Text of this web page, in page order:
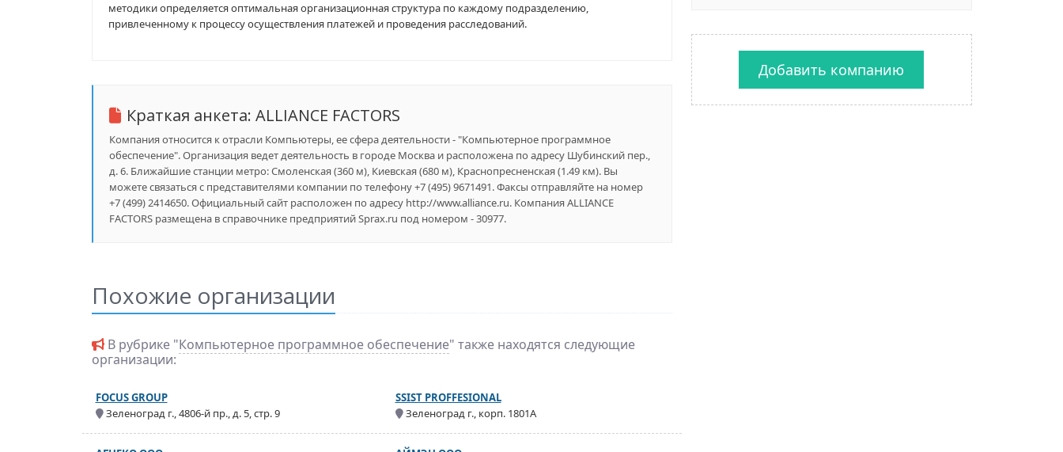
методики определяется оптимальная организационная структура по каждому подразделению,
привлеченному к процессу осуществления платежей и проведения расследований.
Краткая анкета: ALLIANCE FACTORS
Компания относится к отрасли Компьютеры, ее сфера деятельности - "Компьютерное программное
обеспечение". Организация ведет деятельность в городе Москва и расположена по адресу Шубинский пер.,
д. 6. Ближайшие станции метро: Смоленская (360 м), Киевская (680 м), Краснопресненская (1.49 км). Вы
можете связаться с представителями компании по телефону +7 (495) 9671491. Факсы отправляйте на номер
+7 (499) 2414650. Официальный сайт расположен по адресу http://www.alliance.ru. Компания ALLIANCE
FACTORS размещена в справочнике предприятий Sprax.ru под номером - 30977.
Похожие организации
В рубрике "Компьютерное программное обеспечение" также находятся следующие
организации:
FOCUS GROUP
Зеленоград г., 4806-й пр., д. 5, стр. 9
SSIST PROFFESIONAL
Зеленоград г., корп. 1801А
Добавить компанию